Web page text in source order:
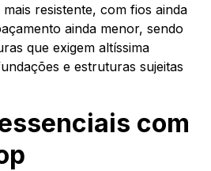
mais resistente, com fios ainda
ainda menor, sendo
que exigem altíssima
e estruturas sujeitas
com